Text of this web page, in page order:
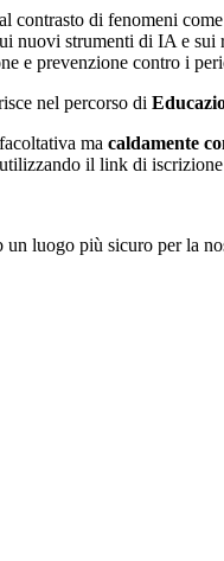
contrasto di fenomeni come
nuovi strumenti di IA e
e prevenzione contro i
nel percorso di
ma caldamente
il link di
luogo più sicuro per la